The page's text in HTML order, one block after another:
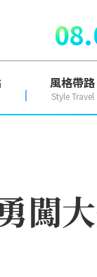
風格帶路
Style Travel
闖